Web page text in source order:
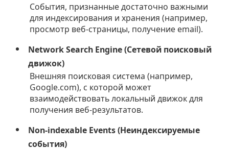
События, признанные достаточно важными
для индексирования и хранения (например,
просмотр веб-страницы, получение email).
Network Search Engine (Сетевой поисковый
движок)
Внешняя поисковая система (например,
Google.com), с которой может
взаимодействовать локальный движок для
получения веб-результатов.
Non-indexable Events (Неиндексируемые
события)